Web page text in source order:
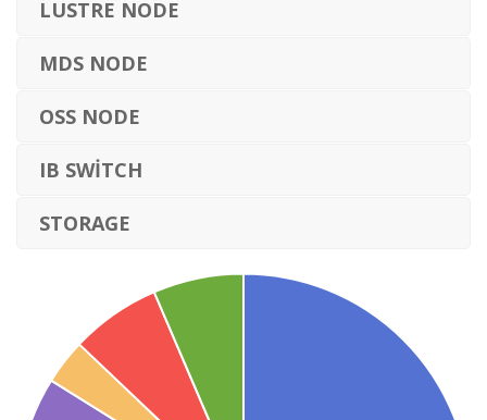
LUSTRE NODE
MDS NODE
OSS NODE
IB SWITCH
STORAGE